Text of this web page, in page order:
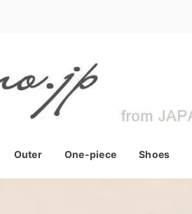
Outer One-piece Shoes